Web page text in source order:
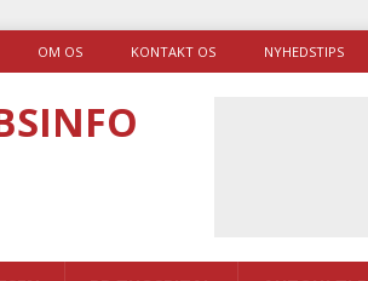
OM OS KONTAKT OS NYHEDSTIPS